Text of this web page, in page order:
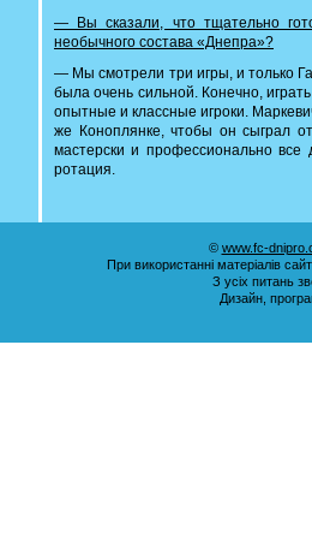
— Вы сказали, что тщательно
необычного состава «Днепра»?
— Мы смотрели три игры, и только
была очень сильной. Конечно,
опытные и классные игроки.
же Коноплянке, чтобы он сыграл
мастерски и профессионально
ротация.
© www.fc-
При використанні матеріалів
З усіх питань
Дизайн,